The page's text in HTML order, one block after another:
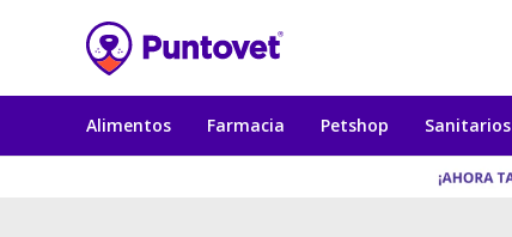
Alimentos Farmacia Petshop Sanitarios